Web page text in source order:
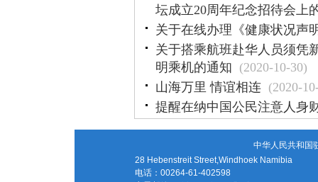
坛成立20周年纪念招待会上
关于在线办理《健康状况声
关于搭乘航班赴华人员须凭
明乘机的通知 (2020-10-30)
山海万里 情谊相连 (2020-
提醒在纳中国公民注意人身
中华人民共和国
28 Hebenstreit Street,Windhoek Namibia
电话：00264-61-402598